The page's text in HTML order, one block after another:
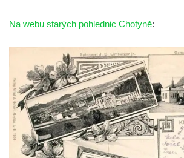
Dům čp. 254 v Krásné Lípě (kavárna u
Frinda)
Wolfrumova vila v Ústí nad Labem
Hotel Vladimir v Ústí nad Labem
Budova Oblastního muzea v Ústí nad
Labem (bývalá Obecná a měšťanská škola)
Na webu starých pohlednic Chotyně: